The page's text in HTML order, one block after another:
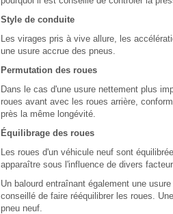
Style de conduite
Les virages pris à vive allure, les
une usure accrue des pneus.
Permutation des roues
Dans le cas d'une usure nettement plus
roues avant avec les roues arrière,
près la même longévité.
Équilibrage des roues
Les roues d'un véhicule neuf sont
apparaître sous l'influence de divers
Un balourd entraînant également une
conseillé de faire rééquilibrer les roues.
pneu neuf.